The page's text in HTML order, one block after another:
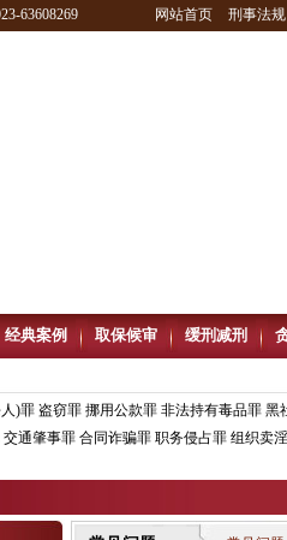
63608269 网站首页 刑事法规
经典案例 取保候审 缓刑减刑
)罪 盗窃罪 挪用公款罪 非法持有毒品罪 黑
交通肇事罪 合同诈骗罪 职务侵占罪 组织卖